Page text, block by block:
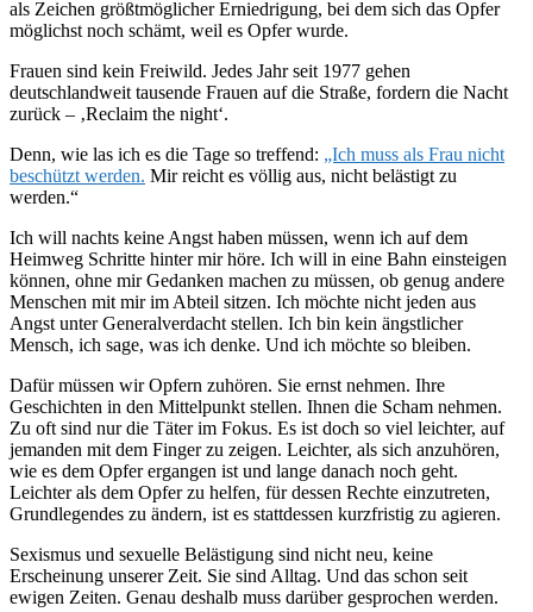
als Zeichen größtmöglicher Erniedrigung, bei dem sich das Opfer
möglichst noch schämt, weil es Opfer wurde.
Frauen sind kein Freiwild. Jedes Jahr seit 1977 gehen
deutschlandweit tausende Frauen auf die Straße, fordern die Nacht
zurück – ‚Reclaim the night‘.
Denn, wie las ich es die Tage so treffend: „Ich muss als Frau nicht
beschützt werden. Mir reicht es völlig aus, nicht belästigt zu
werden.“
Ich will nachts keine Angst haben müssen, wenn ich auf dem
Heimweg Schritte hinter mir höre. Ich will in eine Bahn einsteigen
können, ohne mir Gedanken machen zu müssen, ob genug andere
Menschen mit mir im Abteil sitzen. Ich möchte nicht jeden aus
Angst unter Generalverdacht stellen. Ich bin kein ängstlicher
Mensch, ich sage, was ich denke. Und ich möchte so bleiben.
Dafür müssen wir Opfern zuhören. Sie ernst nehmen. Ihre
Geschichten in den Mittelpunkt stellen. Ihnen die Scham nehmen.
Zu oft sind nur die Täter im Fokus. Es ist doch so viel leichter, auf
jemanden mit dem Finger zu zeigen. Leichter, als sich anzuhören,
wie es dem Opfer ergangen ist und lange danach noch geht.
Leichter als dem Opfer zu helfen, für dessen Rechte einzutreten,
Grundlegendes zu ändern, ist es stattdessen kurzfristig zu agieren.
Sexismus und sexuelle Belästigung sind nicht neu, keine
Erscheinung unserer Zeit. Sie sind Alltag. Und das schon seit
ewigen Zeiten. Genau deshalb muss darüber gesprochen werden.